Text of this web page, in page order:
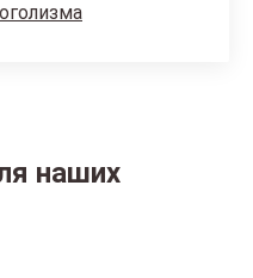
наших